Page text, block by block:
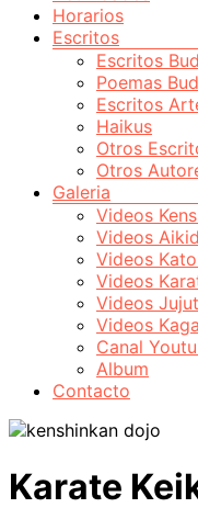
Horarios
Escritos
Escritos
Poemas
Escritos
Haikus
Otros
Otros
Galeria
Videos
Videos
Videos
Videos
Videos
Videos
Canal
Album
Contacto
Karate